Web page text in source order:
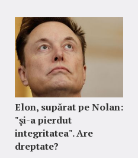
Elon, supărat pe Nolan:
"şi-a pierdut
integritatea". Are
dreptate?